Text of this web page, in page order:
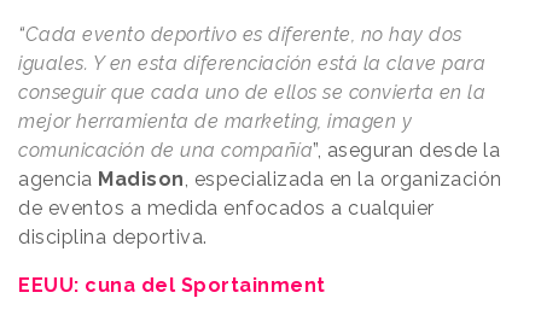
“Cada evento deportivo es diferente, no hay dos
iguales. Y en esta diferenciación está la clave para
conseguir que cada uno de ellos se convierta en la
mejor herramienta de marketing, imagen y
comunicación de una compañía”, aseguran desde la
agencia Madison, especializada en la organización
de eventos a medida enfocados a cualquier
disciplina deportiva.
EEUU: cuna del Sportainment